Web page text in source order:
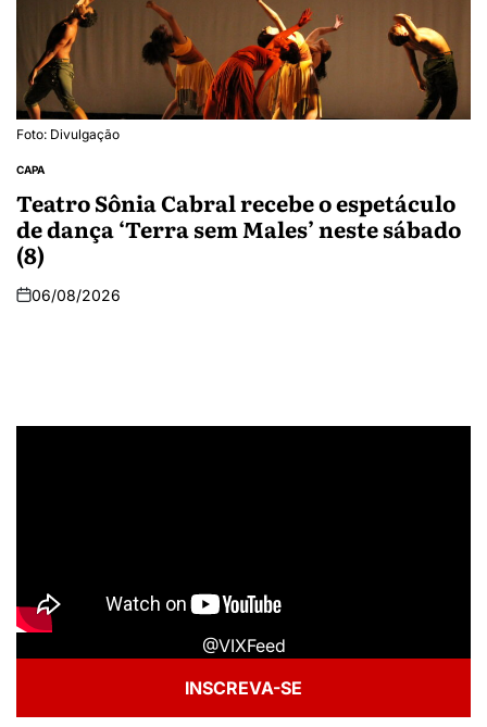
Foto: Divulgação
CAPA
Teatro Sônia Cabral recebe o espetáculo
de dança ‘Terra sem Males’ neste sábado
(8)
06/08/2026
@VIXFeed
INSCREVA-SE